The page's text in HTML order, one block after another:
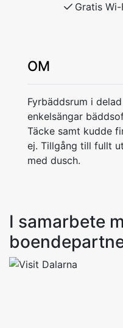
Gratis Wi-
OM
Fyrbäddsrum i
enkelsängar
Täcke samt kudde
ej. Tillgång till fullt
med dusch.
I samarbete